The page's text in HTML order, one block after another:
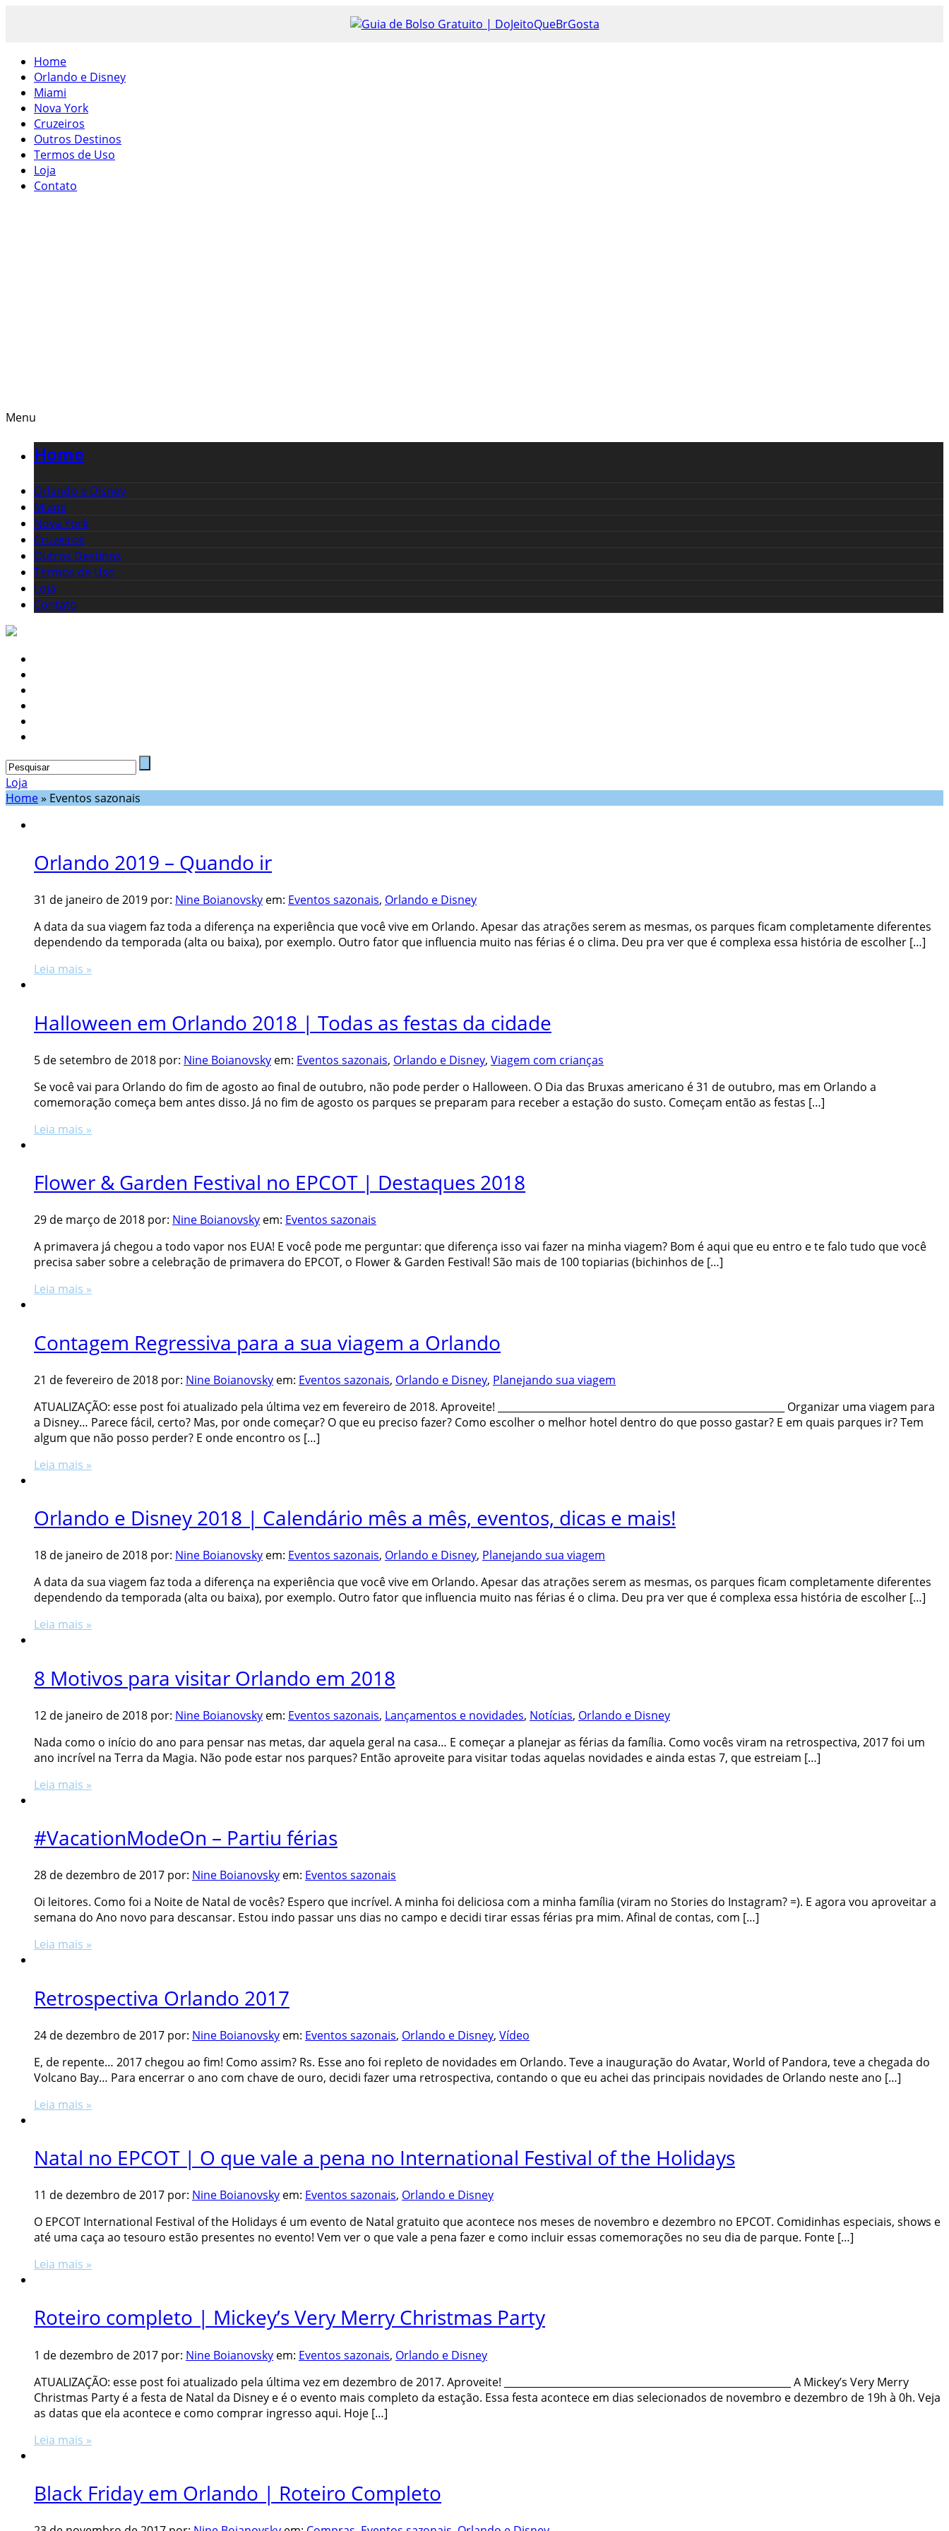
Home
Orlando e Disney
Miami
Nova York
Cruzeiros
Outros Destinos
Termos de Uso
Loja
Contato
Menu
Home
Orlando e Disney
Miami
Nova York
Cruzeiros
Outros Destinos
Termos de Uso
Loja
Contato
Loja
Home» Eventos sazonais
Orlando 2019 – Quando ir
31 de janeiro de 2019 por: Nine Boianovsky em: Eventos sazonais, Orlando e Disney
A data da sua viagem faz toda a diferença na experiência que você vive em Orlando. Apesar das atrações serem as mesmas, os parques ficam completamente diferentes
dependendo da temporada (alta ou baixa), por exemplo. Outro fator que influencia muito nas férias é o clima. Deu pra ver que é complexa essa história de escolher […]
Leia mais »
Halloween em Orlando 2018 | Todas as festas da cidade
5 de setembro de 2018 por: Nine Boianovsky em: Eventos sazonais, Orlando e Disney, Viagem com crianças
Se você vai para Orlando do fim de agosto ao final de outubro, não pode perder o Halloween. O Dia das Bruxas americano é 31 de outubro, mas em Orlando a
comemoração começa bem antes disso. Já no fim de agosto os parques se preparam para receber a estação do susto. Começam então as festas […]
Leia mais »
Flower & Garden Festival no EPCOT | Destaques 2018
29 de março de 2018 por: Nine Boianovsky em: Eventos sazonais
A primavera já chegou a todo vapor nos EUA! E você pode me perguntar: que diferença isso vai fazer na minha viagem? Bom é aqui que eu entro e te falo tudo que você
precisa saber sobre a celebração de primavera do EPCOT, o Flower & Garden Festival! São mais de 100 topiarias (bichinhos de […]
Leia mais »
Contagem Regressiva para a sua viagem a Orlando
21 de fevereiro de 2018 por: Nine Boianovsky em: Eventos sazonais, Orlando e Disney, Planejando sua viagem
ATUALIZAÇÃO: esse post foi atualizado pela última vez em fevereiro de 2018. Aproveite! __________________________________________________________ Organizar uma viagem para
a Disney… Parece fácil, certo? Mas, por onde começar? O que eu preciso fazer? Como escolher o melhor hotel dentro do que posso gastar? E em quais parques ir? Tem
algum que não posso perder? E onde encontro os […]
Leia mais »
Orlando e Disney 2018 | Calendário mês a mês, eventos, dicas e mais!
18 de janeiro de 2018 por: Nine Boianovsky em: Eventos sazonais, Orlando e Disney, Planejando sua viagem
A data da sua viagem faz toda a diferença na experiência que você vive em Orlando. Apesar das atrações serem as mesmas, os parques ficam completamente diferentes
dependendo da temporada (alta ou baixa), por exemplo. Outro fator que influencia muito nas férias é o clima. Deu pra ver que é complexa essa história de escolher […]
Leia mais »
8 Motivos para visitar Orlando em 2018
12 de janeiro de 2018 por: Nine Boianovsky em: Eventos sazonais, Lançamentos e novidades, Notícias, Orlando e Disney
Nada como o início do ano para pensar nas metas, dar aquela geral na casa… E começar a planejar as férias da família. Como vocês viram na retrospectiva, 2017 foi um
ano incrível na Terra da Magia. Não pode estar nos parques? Então aproveite para visitar todas aquelas novidades e ainda estas 7, que estreiam […]
Leia mais »
#VacationModeOn – Partiu férias
28 de dezembro de 2017 por: Nine Boianovsky em: Eventos sazonais
Oi leitores. Como foi a Noite de Natal de vocês? Espero que incrível. A minha foi deliciosa com a minha família (viram no Stories do Instagram? =). E agora vou aproveitar a
semana do Ano novo para descansar. Estou indo passar uns dias no campo e decidi tirar essas férias pra mim. Afinal de contas, com […]
Leia mais »
Retrospectiva Orlando 2017
24 de dezembro de 2017 por: Nine Boianovsky em: Eventos sazonais, Orlando e Disney, Vídeo
E, de repente… 2017 chegou ao fim! Como assim? Rs. Esse ano foi repleto de novidades em Orlando. Teve a inauguração do Avatar, World of Pandora, teve a chegada do
Volcano Bay… Para encerrar o ano com chave de ouro, decidi fazer uma retrospectiva, contando o que eu achei das principais novidades de Orlando neste ano […]
Leia mais »
Natal no EPCOT | O que vale a pena no International Festival of the Holidays
11 de dezembro de 2017 por: Nine Boianovsky em: Eventos sazonais, Orlando e Disney
O EPCOT International Festival of the Holidays é um evento de Natal gratuito que acontece nos meses de novembro e dezembro no EPCOT. Comidinhas especiais, shows e
até uma caça ao tesouro estão presentes no evento! Vem ver o que vale a pena fazer e como incluir essas comemorações no seu dia de parque. Fonte […]
Leia mais »
Roteiro completo | Mickey’s Very Merry Christmas Party
1 de dezembro de 2017 por: Nine Boianovsky em: Eventos sazonais, Orlando e Disney
ATUALIZAÇÃO: esse post foi atualizado pela última vez em dezembro de 2017. Aproveite! __________________________________________________________ A Mickey’s Very Merry
Christmas Party é a festa de Natal da Disney e é o evento mais completo da estação. Essa festa acontece em dias selecionados de novembro e dezembro de 19h à 0h. Veja
as datas que ela acontece e como comprar ingresso aqui. Hoje […]
Leia mais »
Black Friday em Orlando | Roteiro Completo